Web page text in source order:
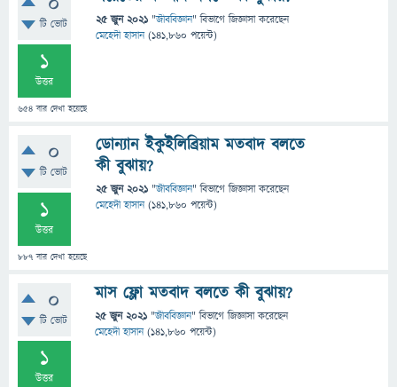
টি ভোট
1
উত্তর
654 বার দেখা হয়েছে
25 জুন 2021 "জীববিজ্ঞান" বিভাগে জিজ্ঞাসাকরেছেন
মেহেদী হাসান (141,860 পয়েন্ট)
0
টি ভোট
1
উত্তর
887 বার দেখা হয়েছে
ডোন্যান ইকুইলিব্রিয়াম মতবাদ বলতে
কী বুঝায়?
25 জুন 2021 "জীববিজ্ঞান" বিভাগে জিজ্ঞাসাকরেছেন
মেহেদী হাসান (141,860 পয়েন্ট)
0
টি ভোট
1
উত্তর
মাস ফ্লো মতবাদ বলতে কী বুঝায়?
25 জুন 2021 "জীববিজ্ঞান" বিভাগে জিজ্ঞাসাকরেছেন
মেহেদী হাসান (141,860 পয়েন্ট)